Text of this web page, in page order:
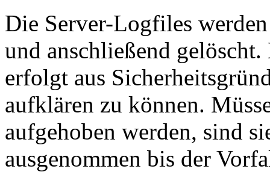
Die Server-Logfiles
und anschließend
erfolgt aus
aufklären zu können.
aufgehoben werden, sind
ausgenommen bis der